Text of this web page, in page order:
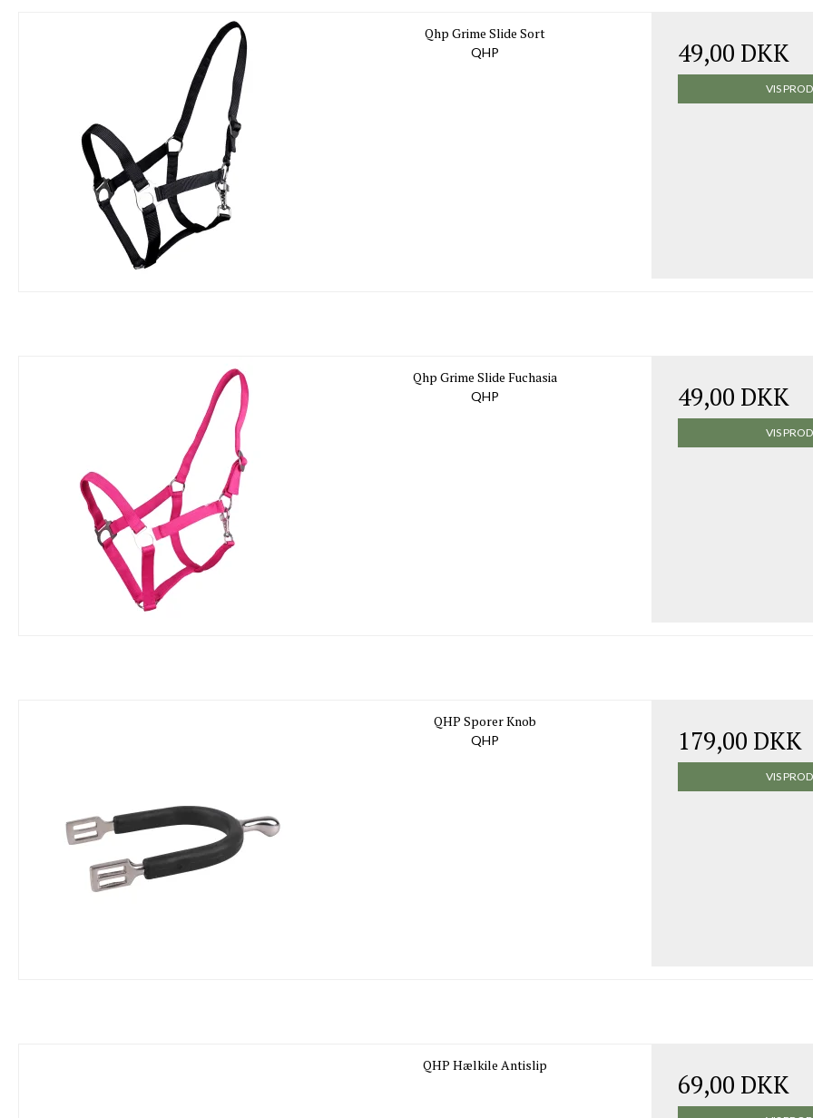
Qhp Grime Slide Sort
QHP 49,00 DKK
VIS
Qhp Grime Slide Fuchasia
QHP 49,00 DKK
VIS
QHP Sporer Knob
QHP 179,00 DKK
VIS
QHP Hælkile Antislip
69,00 DKK